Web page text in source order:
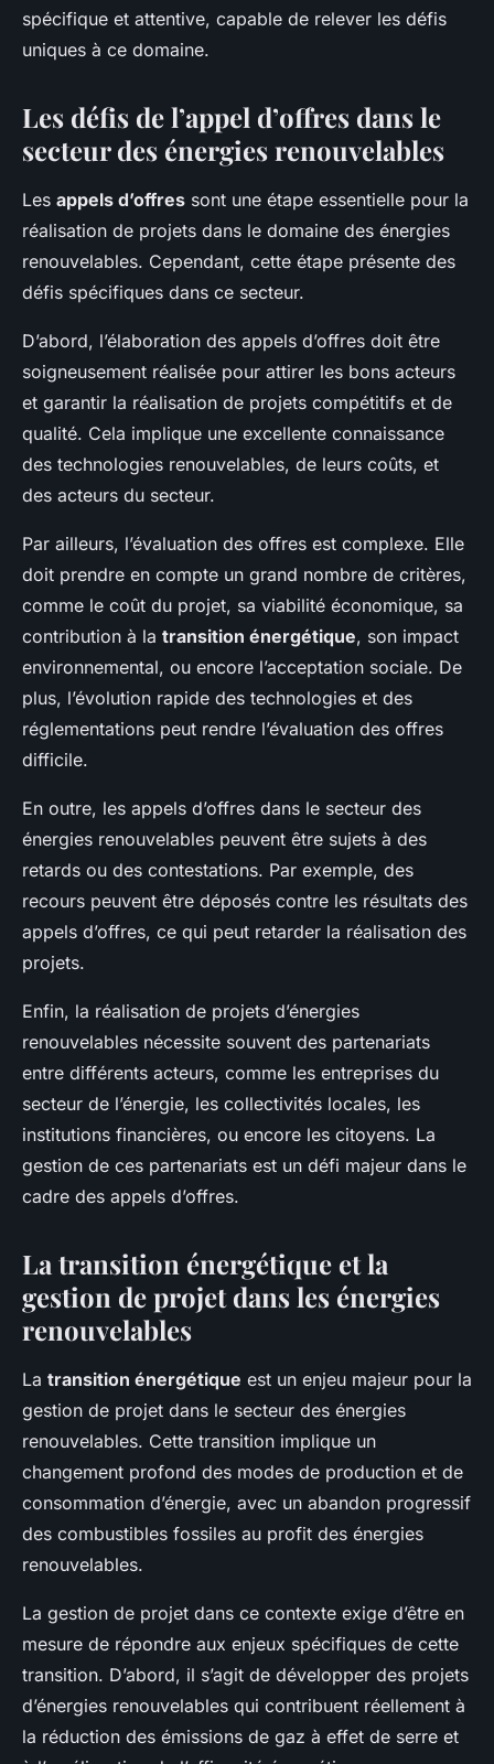
spécifique et attentive, capable de relever les défis
uniques à ce domaine.
Les défis de l’appel d’offres dans le
secteur des énergies renouvelables
Les appels d’offres sont une étape essentielle pour la
réalisation de projets dans le domaine des énergies
renouvelables. Cependant, cette étape présente des
défis spécifiques dans ce secteur.
D’abord, l’élaboration des appels d’offres doit être
soigneusement réalisée pour attirer les bons acteurs
et garantir la réalisation de projets compétitifs et de
qualité. Cela implique une excellente connaissance
des technologies renouvelables, de leurs coûts, et
des acteurs du secteur.
Par ailleurs, l’évaluation des offres est complexe. Elle
doit prendre en compte un grand nombre de critères,
comme le coût du projet, sa viabilité économique, sa
contribution à la transition énergétique, son impact
environnemental, ou encore l’acceptation sociale. De
plus, l’évolution rapide des technologies et des
réglementations peut rendre l’évaluation des offres
difficile.
En outre, les appels d’offres dans le secteur des
énergies renouvelables peuvent être sujets à des
retards ou des contestations. Par exemple, des
recours peuvent être déposés contre les résultats des
appels d’offres, ce qui peut retarder la réalisation des
projets.
Enfin, la réalisation de projets d’énergies
renouvelables nécessite souvent des partenariats
entre différents acteurs, comme les entreprises du
secteur de l’énergie, les collectivités locales, les
institutions financières, ou encore les citoyens. La
gestion de ces partenariats est un défi majeur dans le
cadre des appels d’offres.
La transition énergétique et la
gestion de projet dans les énergies
renouvelables
La transition énergétique est un enjeu majeur pour la
gestion de projet dans le secteur des énergies
renouvelables. Cette transition implique un
changement profond des modes de production et de
consommation d’énergie, avec un abandon progressif
des combustibles fossiles au profit des énergies
renouvelables.
La gestion de projet dans ce contexte exige d’être en
mesure de répondre aux enjeux spécifiques de cette
transition. D’abord, il s’agit de développer des projets
d’énergies renouvelables qui contribuent réellement à
la réduction des émissions de gaz à effet de serre et